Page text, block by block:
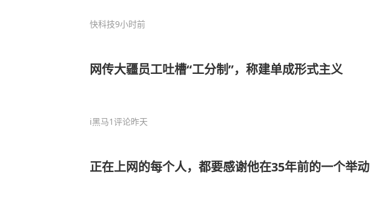
快科技9小时前
网传大疆员工吐槽“工分制”，称建单成形式主义
i黑马1评论昨天
正在上网的每个人，都要感谢他在35年前的一个举动